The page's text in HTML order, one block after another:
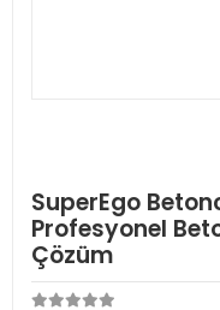
SuperEgo
Profesyonel
Çözüm